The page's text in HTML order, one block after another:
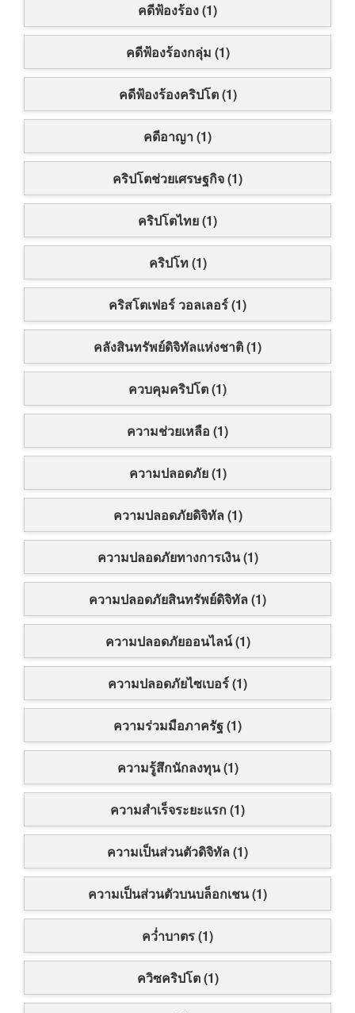
คดีฟ้องร้อง (1)
คดีฟ้องร้องกลุ่ม (1)
คดีฟ้องร้องคริปโต (1)
คดีอาญา (1)
คริปโตช่วยเศรษฐกิจ (1)
คริปโตไทย (1)
คริปโท (1)
คริสโตเฟอร์ วอลเลอร์ (1)
คลังสินทรัพย์ดิจิทัลแห่งชาติ (1)
ควบคุมคริปโต (1)
ความช่วยเหลือ (1)
ความปลอดภัย (1)
ความปลอดภัยดิจิทัล (1)
ความปลอดภัยทางการเงิน (1)
ความปลอดภัยสินทรัพย์ดิจิทัล (1)
ความปลอดภัยออนไลน์ (1)
ความปลอดภัยไซเบอร์ (1)
ความร่วมมือภาครัฐ (1)
ความรู้สึกนักลงทุน (1)
ความสำเร็จระยะแรก (1)
ความเป็นส่วนตัวดิจิทัล (1)
ความเป็นส่วนตัวบนบล็อกเชน (1)
คว่ำบาตร (1)
ควิซคริปโต (1)